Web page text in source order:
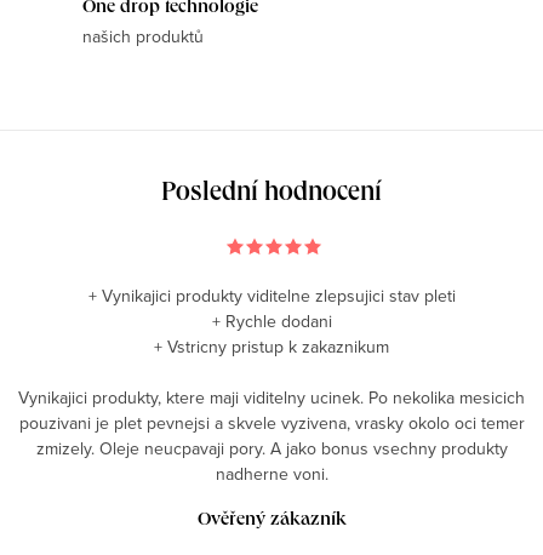
One drop technologie
našich produktů
Poslední hodnocení
+ Vynikajici produkty viditelne zlepsujici stav pleti
+ Rychle dodani
+ Vstricny pristup k zakaznikum
Vynikajici produkty, ktere maji viditelny ucinek. Po nekolika mesicich
pouzivani je plet pevnejsi a skvele vyzivena, vrasky okolo oci temer
zmizely. Oleje neucpavaji pory. A jako bonus vsechny produkty
nadherne voni.
Ověřený zákazník